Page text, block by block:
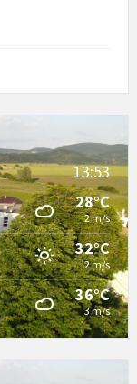
13:53
28°C
2 m/s
32°C
2 m/s
36°C
3 m/s